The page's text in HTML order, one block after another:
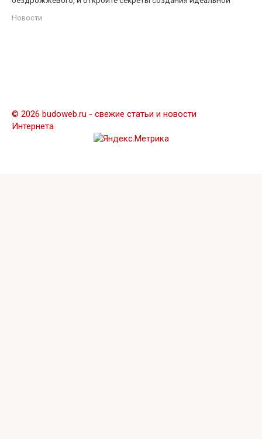
Новости
© 2026 budoweb.ru - свежие статьи и новости
Интернета